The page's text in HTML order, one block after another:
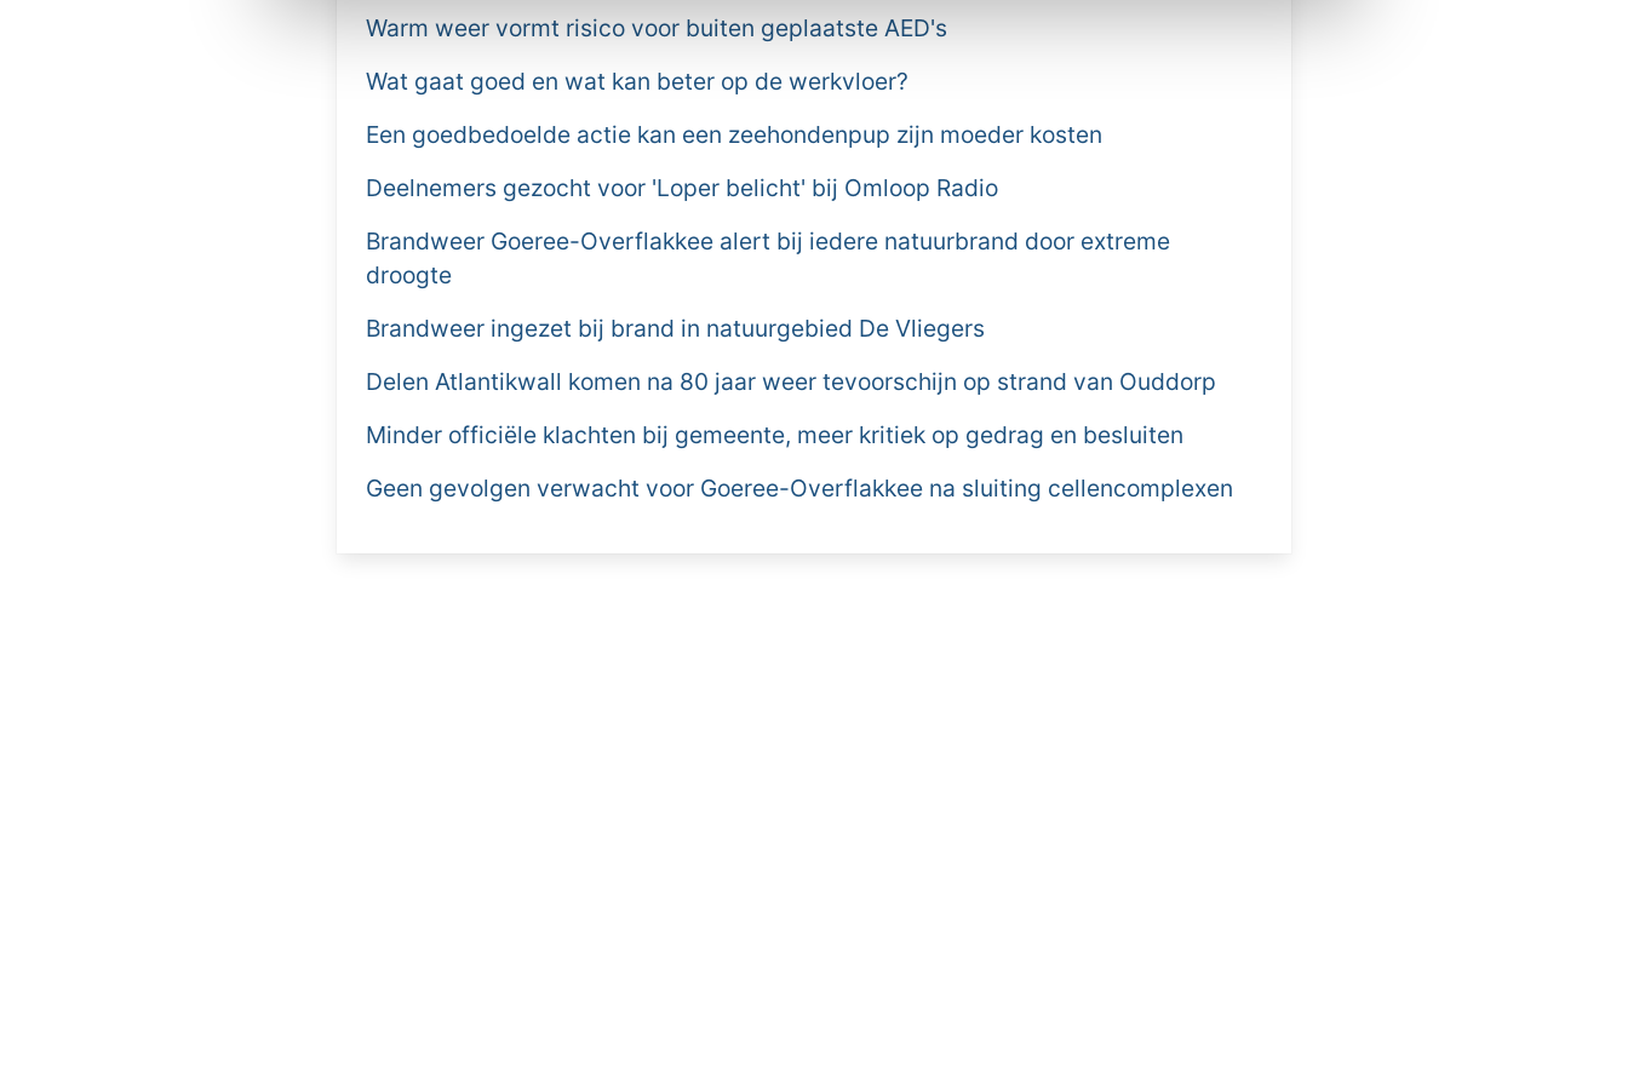
Warm weer vormt risico voor buiten geplaatste AED's
Wat gaat goed en wat kan beter op de werkvloer?
Een goedbedoelde actie kan een zeehondenpup zijn moeder kosten
Deelnemers gezocht voor 'Loper belicht' bij Omloop Radio
Brandweer Goeree-Overflakkee alert bij iedere natuurbrand door extreme
droogte
Brandweer ingezet bij brand in natuurgebied De Vliegers
Delen Atlantikwall komen na 80 jaar weer tevoorschijn op strand van Ouddorp
Minder officiële klachten bij gemeente, meer kritiek op gedrag en besluiten
Geen gevolgen verwacht voor Goeree-Overflakkee na sluiting cellencomplexen